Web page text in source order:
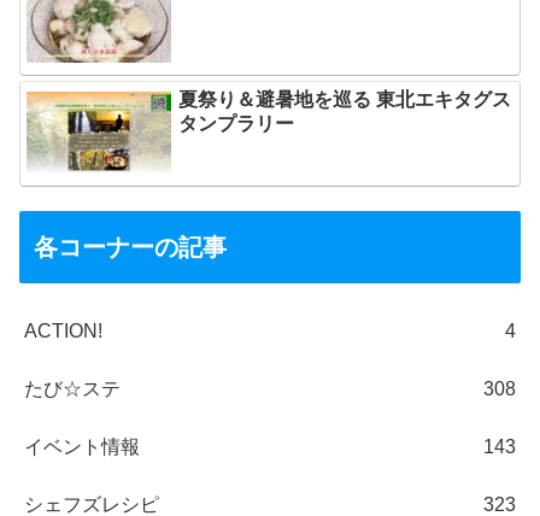
夏祭り＆避暑地を巡る 東北エキタグス
タンプラリー
各コーナーの記事
ACTION! 4
たび☆ステ 308
イベント情報 143
シェフズレシピ 323